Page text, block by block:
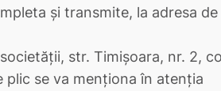
și transmite, la adresa de
str. Timișoara, nr. 2,
plic se va menționa în atenția